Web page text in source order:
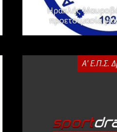
Ηρακλής
προετοιμασία
Α' Ε.Π.Σ.